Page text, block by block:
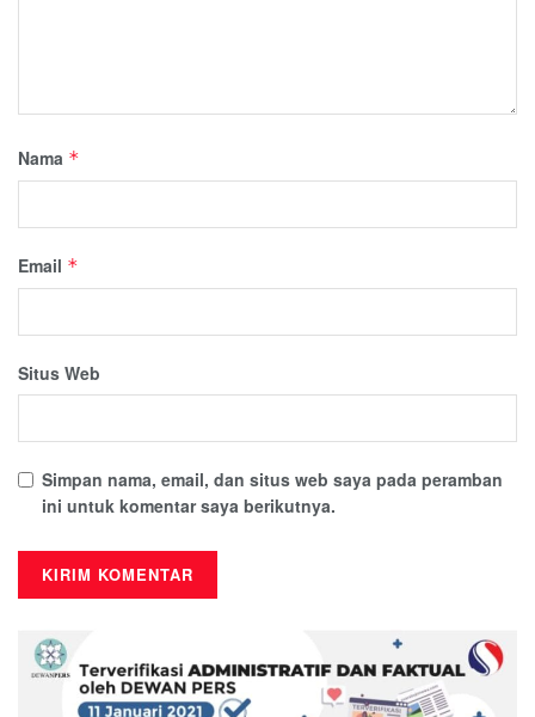
Nama *
Email *
Situs Web
Simpan nama, email, dan situs web saya pada peramban
ini untuk komentar saya berikutnya.